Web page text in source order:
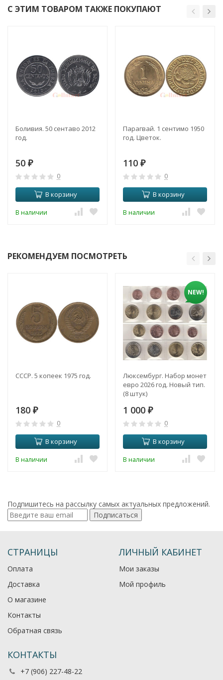
С ЭТИМ ТОВАРОМ ТАКЖЕ ПОКУПАЮТ
Боливия. 50 сентаво 2012
год.
50 ₽
0
В корзину
В наличии
Парагвай. 1 сентимо 1950
год. Цветок.
110 ₽
0
В корзину
В наличии
РЕКОМЕНДУЕМ ПОСМОТРЕТЬ
СССР. 5 копеек 1975 год.
180 ₽
0
В корзину
В наличии
NEW!
Люксембург. Набор монет
евро 2026 год. Новый тип.
(8 штук)
1 000 ₽
0
В корзину
В наличии
Подпишитесь на рассылку самых актуальных предложений.
Подписаться
СТРАНИЦЫ
Оплата
Доставка
О магазине
Контакты
Обратная связь
ЛИЧНЫЙ КАБИНЕТ
Мои заказы
Мой профиль
КОНТАКТЫ
+7 (906) 227-48-22